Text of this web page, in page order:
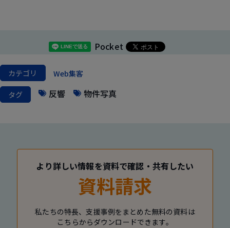
Pocket
カテゴリ Web集客
タグ 反響 物件写真
より詳しい情報を資料で確認・共有したい
資料請求
私たちの特長、支援事例をまとめた無料の資料は
こちらからダウンロードできます。